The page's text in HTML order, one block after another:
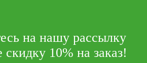
на нашу рассылку
скидку 10% на заказ!